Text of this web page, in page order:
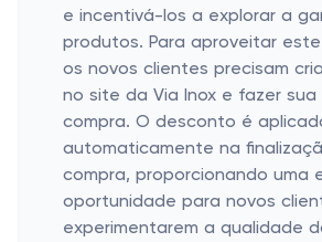
e incentivá-los a explorar a
produtos. Para aproveitar
os novos clientes precisam
no site da Via Inox e fazer sua
compra. O desconto é
automaticamente na
compra, proporcionando uma
oportunidade para novos
experimentarem a qualidade